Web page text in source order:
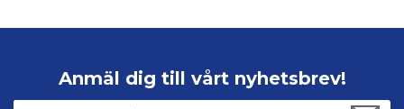
Anmäl dig till vårt nyhetsbrev!